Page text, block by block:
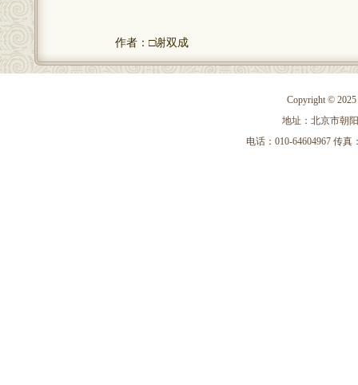
作者：□谢双成
Copyright ©
地址：北京市朝
电话：010-64604967 传真